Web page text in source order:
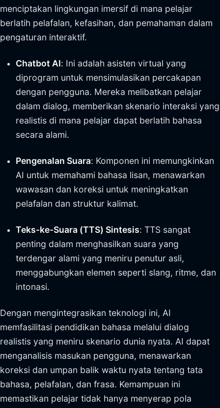
menciptakan lingkungan imersif di mana pelajar
berlatih pelafalan, kefasihan, dan pemahaman dalam
pengaturan interaktif.
Chatbot AI: Ini adalah asisten virtual yang
diprogram untuk mensimulasikan percakapan
dengan pengguna. Mereka melibatkan pelajar
dalam dialog, memberikan skenario interaksi yang
realistis di mana pelajar dapat berlatih bahasa
secara alami.
Pengenalan Suara: Komponen ini memungkinkan
AI untuk memahami bahasa lisan, menawarkan
wawasan dan koreksi untuk meningkatkan
pelafalan dan struktur kalimat.
Teks-ke-Suara (TTS) Sintesis: TTS sangat
penting dalam menghasilkan suara yang
terdengar alami yang meniru penutur asli,
menggabungkan elemen seperti slang, ritme, dan
intonasi.
Dengan mengintegrasikan teknologi ini, AI
memfasilitasi pendidikan bahasa melalui dialog
realistis yang meniru skenario dunia nyata. AI dapat
menganalisis masukan pengguna, menawarkan
koreksi dan umpan balik waktu nyata tentang tata
bahasa, pelafalan, dan frasa. Kemampuan ini
memastikan pelajar tidak hanya menyerap pola